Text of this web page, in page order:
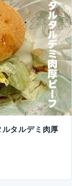
タルデミ肉厚